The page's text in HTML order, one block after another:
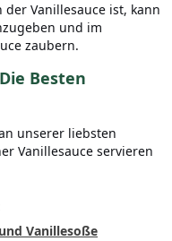
der Vanillesauce ist, kann
und im
zaubern.
Besten
unserer liebsten
Vanillesauce servieren
Vanillesoße